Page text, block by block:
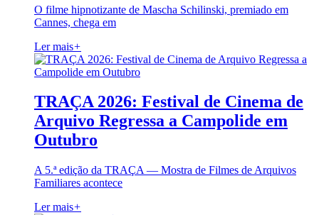
O filme hipnotizante de Mascha Schilinski, premiado em
Cannes, chega em
Ler mais+
TRAÇA 2026: Festival de Cinema de
Arquivo Regressa a Campolide em
Outubro
A 5.ª edição da TRAÇA — Mostra de Filmes de Arquivos
Familiares acontece
Ler mais+